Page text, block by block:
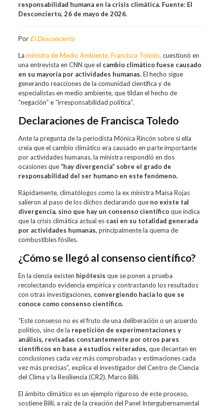
responsabilidad humana en la crisis climática. Fuente: El
Desconcierto, 26 de mayo de 2026.
Por El Desconcierto
La ministra de Medio Ambiente, Francisca Toledo, cuestionó en
una entrevista en CNN que el cambio climático fuese causado
en su mayoría por actividades humanas.El hecho sigue
generando reacciones de la comunidad científica y de
especialistas en medio ambiente, que tildan el hecho de
“negacíón” e “irresponsabilidad política”.
Declaraciones de Francisca Toledo
Ante la pregunta de la periodista Mónica Rincón sobre si ella
creía que el cambio climático era causado en parte importante
por actividades humanas, la ministra respondió en dos
ocasiones que “hay divergencia” sobre el grado de
responsabilidad del ser humano en este fenómeno.
Rápidamente, climatólogos como la ex ministra Maisa Rojas
salieron al paso de los dichos declarando que no existe tal
divergencia, sino que hay un consenso científicoque indica
que la crisis climática actual es casi en su totalidad generada
por actividades humanas, principalmente la quema de
combustibles fósiles.
¿Cómo se llegó al consenso científico?
En la ciencia existen hipótesis que se ponen a prueba
recolectando evidencia empírica y contrastando los resultados
con otras investigaciones, convergiendo hacia lo que se
conoce como consenso científico.
“Este consenso no es el fruto de una deliberación o un acuerdo
político, sino de la repetición de experimentaciones y
análisis, revisadas constantemente por otros pares
científicos en base a estudios reiterados, que decantan en
conclusiones cada vez más comprobadas y estimaciones cada
vez más precisas”, explica el investigador del Centro de Ciencia
del Clima y la Resiliencia (CR2), Marco Billi.
El ámbito climático es un ejemplo riguroso de este proceso,
sostiene Billi, a raíz de la creación del Panel Intergubernamental